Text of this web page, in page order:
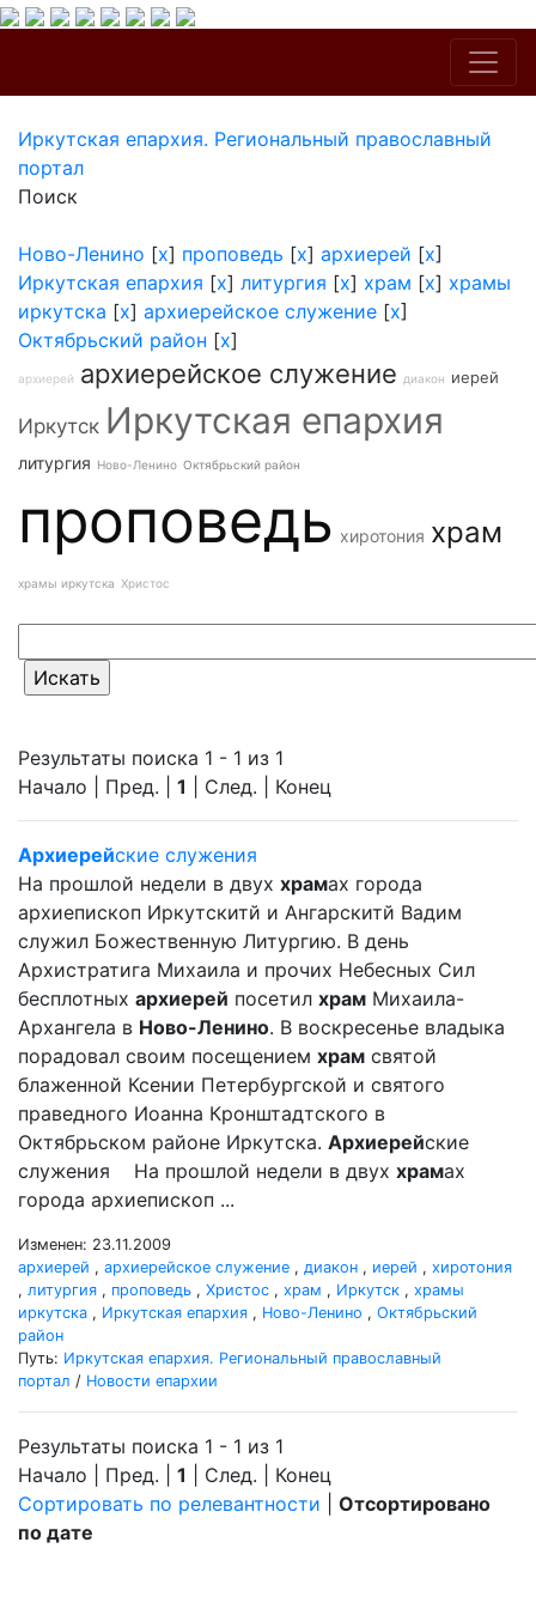
Иркутская епархия. Региональный православный
портал
Поиск
Ново-Ленино [x] проповедь [x] архиерей [x]
Иркутская епархия [x] литургия [x] храм [x] храмы
иркутска [x] архиерейское служение [x]
Октябрьский район [x]
архиерей архиерейское служение диакон иерей
Иркутск Иркутская епархия
литургия Ново-Ленино Октябрьский район
проповедь хиротония храм
храмы иркутска Христос
Результаты поиска 1 - 1 из 1
Начало | Пред. | 1 | След. | Конец
Архиерейские служения
На прошлой недели в двух храмах города
архиепископ Иркутскитй и Ангарскитй Вадим
служил Божественную Литургию. В день
Архистратига Михаила и прочих Небесных Сил
бесплотных архиерей посетил храм Михаила-
Архангела в Ново-Ленино. В воскресенье владыка
порадовал своим посещением храм святой
блаженной Ксении Петербургской и святого
праведного Иоанна Кронштадтского в
Октябрьском районе Иркутска. Архиерейские
служения На прошлой недели в двух храмах
города архиепископ ...
Изменен: 23.11.2009
архиерей , архиерейское служение , диакон , иерей , хиротония
, литургия , проповедь , Христос , храм , Иркутск , храмы
иркутска , Иркутская епархия , Ново-Ленино , Октябрьский
район
Путь: Иркутская епархия. Региональный православный
портал / Новости епархии
Результаты поиска 1 - 1 из 1
Начало | Пред. | 1 | След. | Конец
Сортировать по релевантности
Отсортировано
по дате